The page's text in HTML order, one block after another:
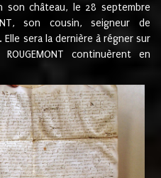
son château, le 28 septembre
son cousin, seigneur de
sera la dernière à régner sur
continuèrent en